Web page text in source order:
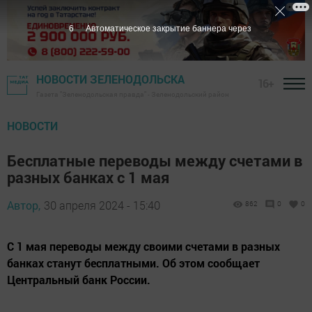
НОВОСТИ ЗЕЛЕНОДОЛЬСКА
НОВОСТИ
Бесплатные переводы между счетами в
разных банках с 1 мая
Автор, 30 апреля 2024 - 15:40 862 0 0
С 1 мая переводы между своими счетами в разных
банках станут бесплатными. Об этом сообщает
Центральный банк России.
5 Автоматическое закрытие баннера через